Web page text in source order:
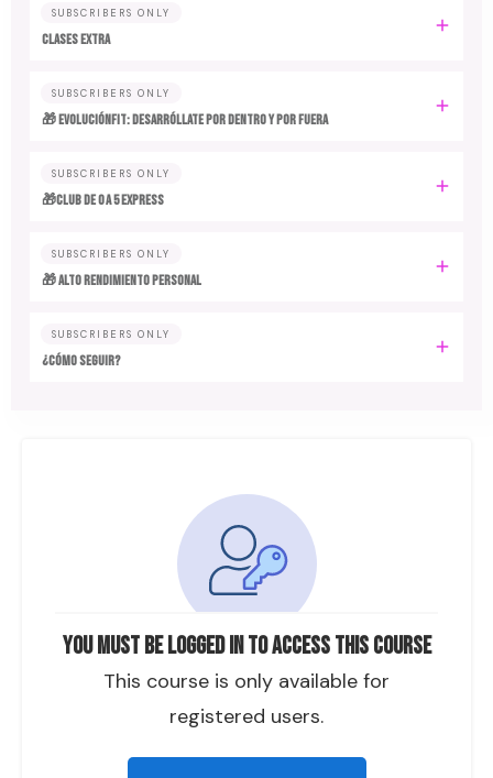
You must be logged in to access this course
This course is only available for
registered users.
SUBSCRIBERS ONLY
CLASES EXTRA
SUBSCRIBERS ONLY
🎁 EvoluciónFit: desarróllate por dentro y por fuera
SUBSCRIBERS ONLY
🎁Club de 0 a 5 EXPRESS
SUBSCRIBERS ONLY
🎁 ALTO RENDIMIENTO PERSONAL
SUBSCRIBERS ONLY
¿CÓMO SEGUIR?